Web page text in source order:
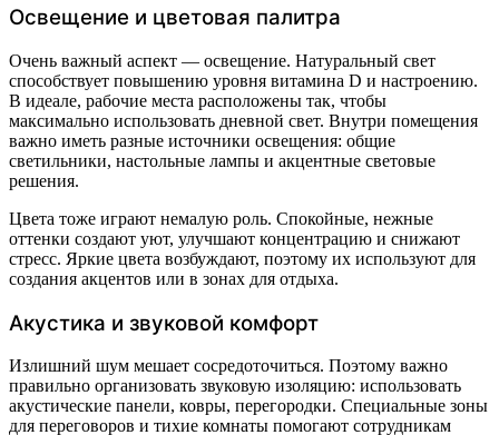
Освещение и цветовая палитра
Очень важный аспект — освещение. Натуральный свет
способствует повышению уровня витамина D и настроению.
В идеале, рабочие места расположены так, чтобы
максимально использовать дневной свет. Внутри помещения
важно иметь разные источники освещения: общие
светильники, настольные лампы и акцентные световые
решения.
Цвета тоже играют немалую роль. Спокойные, нежные
оттенки создают уют, улучшают концентрацию и снижают
стресс. Яркие цвета возбуждают, поэтому их используют для
создания акцентов или в зонах для отдыха.
Акустика и звуковой комфорт
Излишний шум мешает сосредоточиться. Поэтому важно
правильно организовать звуковую изоляцию: использовать
акустические панели, ковры, перегородки. Специальные зоны
для переговоров и тихие комнаты помогают сотрудникам